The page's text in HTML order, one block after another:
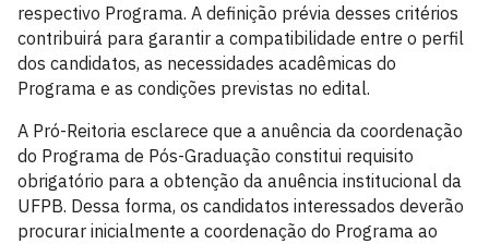
respectivo Programa. A definição prévia desses critérios
contribuirá para garantir a compatibilidade entre o perfil
dos candidatos, as necessidades acadêmicas do
Programa e as condições previstas no edital.
A Pró-Reitoria esclarece que a anuência da coordenação
do Programa de Pós-Graduação constitui requisito
obrigatório para a obtenção da anuência institucional da
UFPB. Dessa forma, os candidatos interessados deverão
procurar inicialmente a coordenação do Programa ao